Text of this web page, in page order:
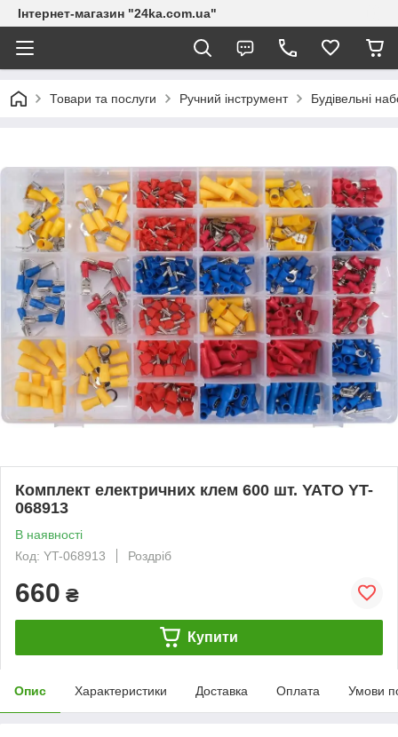
Інтернет-магазин "24ka.com.ua"
Товари та послуги Ручний інструмент Будівельні
Комплект електричних клем 600 шт. YATO YT-
068913
В наявності
Код: YT-068913
Роздріб
660 ₴
Купити
Опис Характеристики Доставка Оплата Умови